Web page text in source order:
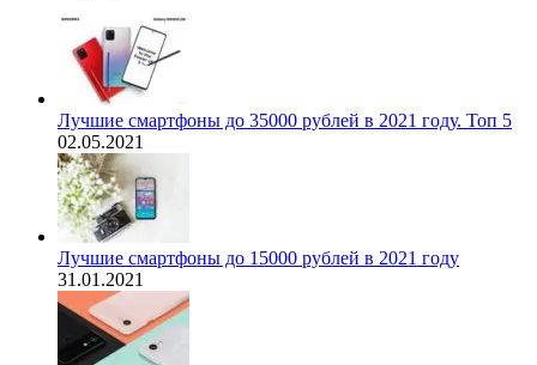
Лучшие смартфоны до 35000 рублей в 2021 году. Топ 5
02.05.2021
Лучшие смартфоны до 15000 рублей в 2021 году
31.01.2021